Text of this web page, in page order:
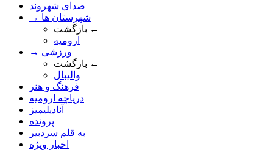
صدای شهروند
→ شهرستان ها
بازگشت ←
ارومیه
→ ورزشی
بازگشت ←
والیبال
فرهنگ و هنر
دریاچه ارومیه
آنادیلیمیز
پرونده
به قلم سردبیر
اخبار ویژه